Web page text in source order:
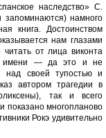
наследство» С.
запоминаются) намного
книга. Достоинством
нам глазами
от лица виконта
имени — да это и не
над своей тупостью и
автором трагедии в
так и всего
показано многопланово
Рокэ удивительно